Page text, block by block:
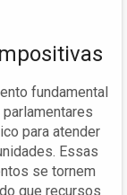
fundamental
para atender
Essas
se tornem
que recursos